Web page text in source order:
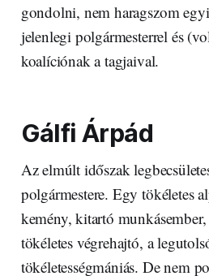
gondolni, nem haragszom
jelenlegi polgármesterrel és
koalíciónak a tagjaival.
Gálfi Árpád
Az elmúlt időszak
polgármestere. Egy tökéletes
kemény, kitartó
tökéletes végrehajtó, a
tökéletességmániás. De nem